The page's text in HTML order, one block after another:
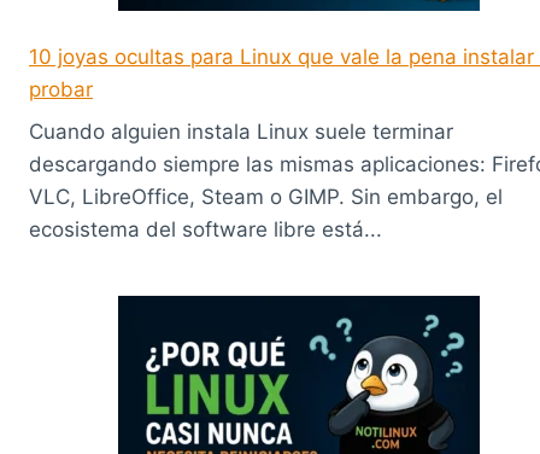
10 joyas ocultas para Linux que vale la pena instalar
probar
Cuando alguien instala Linux suele terminar
descargando siempre las mismas aplicaciones:
VLC, LibreOffice, Steam o GIMP. Sin embargo, el
ecosistema del software libre está...